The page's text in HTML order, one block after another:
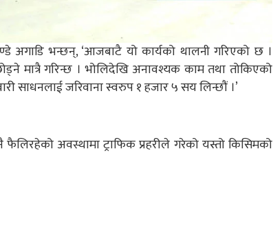
अगाडि भन्छन्, ‘आजबाटै यो कार्यको थालनी गरिएको छ ।
मात्रै गरिन्छ । भोलिदेखि अनावश्यक काम तथा तोकिएको
साधनलाई जरिवाना स्वरुप १ हजार ५ सय लिन्छौं ।’
अवस्थामा ट्राफिक प्रहरीले गरेको यस्तो किसिमको